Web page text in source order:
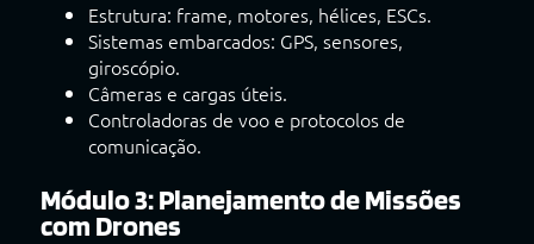
Estrutura: frame, motores, hélices, ESCs.
Sistemas embarcados: GPS, sensores,
giroscópio.
Câmeras e cargas úteis.
Controladoras de voo e protocolos de
comunicação.
Módulo 3: Planejamento de Missões
com Drones